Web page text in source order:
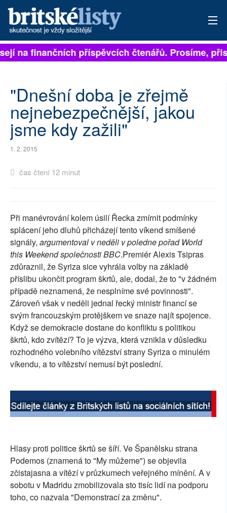
PŘIHLÁSIT
ARCHIV
ROZHOVORY
TÉMATA
NEJČTENĚJŠÍ ZA 7 DNÍ
PŘÍSPĚVKY NA PROVOZ
SOCIÁLNÍ SÍTĚ
RUBRIKY
PLNÁ VERZE STRÁNEK
na finančních příspěvcích čtenářů. Prosíme,
"Dnešní doba je zřejmě
nejnebezpečnější, jakou
jsme kdy zažili"
1. 2. 2015
čas čtení 12 minut
Při manévrování kolem úsilí Řecka zmírnit podmínky
splácení jeho dluhů přicházejí tento víkend smíšené
signály, argumentoval v neděli v poledne pořad World
this Weekendspolečnosti BBC.Premiér Alexis Tsipras
zdůraznil, že Syriza sice vyhrála volby na základě
příslibu ukončit program škrtů, ale, dodal, že to "v žádném
případě neznamená, že nesplníme své povinnosti".
Zároveň však v neděli jednal řecký ministr financí se
svým francouzským protějškem ve snaze najít spojence.
Když se demokracie dostane do konfliktu s politikou
škrtů, kdo zvítězí? To je výzva, která vznikla v důsledku
rozhodného volebního vítězství strany Syriza o minulém
víkendu, a to vítězství nemusí být poslední.
Hlasy proti politice škrtů se šíří. Ve Španělsku strana
Podemos (znamená to "My můžeme") se objevila
zčistajasna a vítězí v průzkumech veřejného mínění. A v
sobotu v Madridu zmobilizovala sto tisíc lidí na podporu
toho, co nazvala "Demonstrací za změnu".